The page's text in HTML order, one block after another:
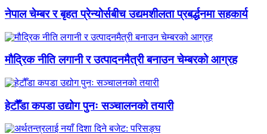
नेपाल चेम्बर र बृहत प्रेन्योर्सबीच उद्यमशीलता प्रबर्द्धनमा सहकार्य
मौद्रिक नीति लगानी र उत्पादनमैत्री बनाउन चेम्बरको आग्रह
हेटौँडा कपडा उद्योग पुनः सञ्चालनको तयारी